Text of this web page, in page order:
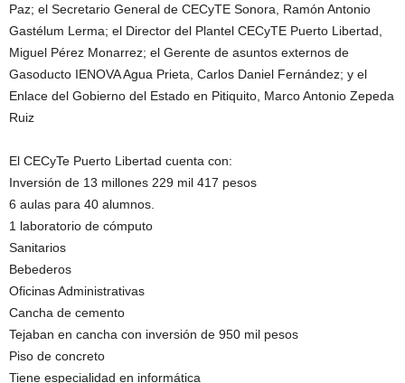
Paz; el Secretario General de CECyTE Sonora, Ramón Antonio
Gastélum Lerma; el Director del Plantel CECyTE Puerto Libertad,
Miguel Pérez Monarrez; el Gerente de asuntos externos de
Gasoducto IENOVA Agua Prieta, Carlos Daniel Fernández; y el
Enlace del Gobierno del Estado en Pitiquito, Marco Antonio Zepeda
Ruiz
El CECyTe Puerto Libertad cuenta con:
Inversión de 13 millones 229 mil 417 pesos
6 aulas para 40 alumnos.
1 laboratorio de cómputo
Sanitarios
Bebederos
Oficinas Administrativas
Cancha de cemento
Tejaban en cancha con inversión de 950 mil pesos
Piso de concreto
Tiene especialidad en informática